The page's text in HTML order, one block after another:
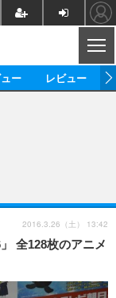
グッズ
ビジネス
ーティスト
実写
イベント
画/ドラマ
ー レビュー
全128枚のアニメ
2016.3.26（土） 13:42